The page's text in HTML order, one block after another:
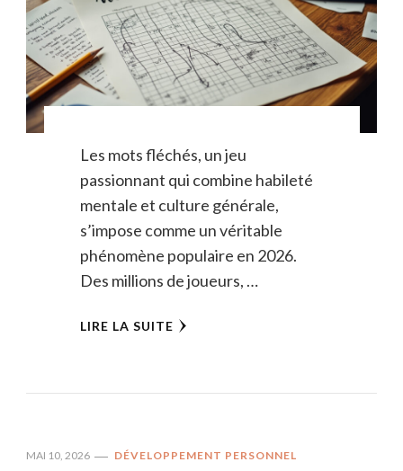
Les mots fléchés, un jeu
passionnant qui combine habileté
mentale et culture générale,
s’impose comme un véritable
phénomène populaire en 2026.
Des millions de joueurs, …
LIRE LA SUITE
MAI 10, 2026 DÉVELOPPEMENT PERSONNEL